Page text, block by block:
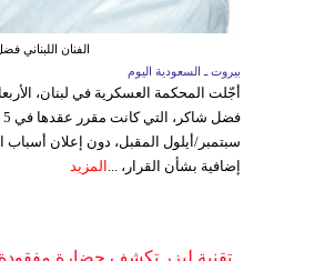
الفنان اللبناني
بيروت ـ السعودية اليوم
أجّلت المحكمة العسكرية في لبنان،
سبتمبر/أيلول المقبل، دون إعلان
إضافية بشأن القرار، ... المزيد